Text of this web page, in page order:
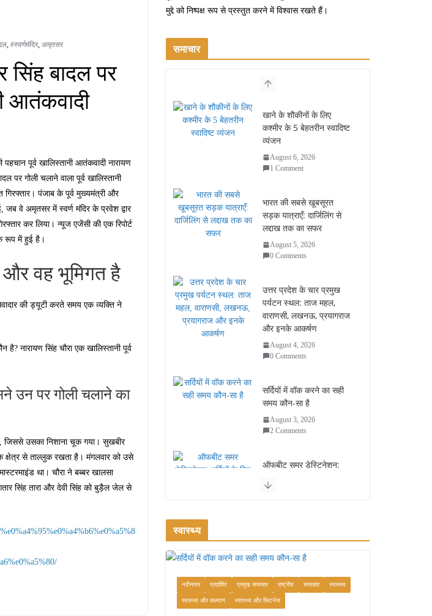
, #स्वर्णमंदिर, अमृतसर
सिंह बादल पर
आतंकवादी
पूर्व खालिस्तानी आतंकवादी नारायण
पर गोली चलाने वाला पूर्व खालिस्तानी
गिरफ्तार। पंजाब के पूर्व मुख्यमंत्री और
जब वे अमृतसर में स्वर्ण मंदिर के प्रवेश द्वार
कर लिया। न्यूज एजेंसी की एक रिपोर्ट
रूप में हुई है।
और वह भूमिगत है
की ड्यूटी करते समय एक व्यक्ति ने
नारायण सिंह चौरा एक खालिस्तानी पूर्व
उन पर गोली चलाने का
जिससे उसका निशाना चूक गया। सुखबीर
क्षेत्र से ताल्लुक रखता है। मंगलवार को उसे
था। चौरा ने बब्बर खालसा
सिंह तारा और देवी सिंह को बुड़ैल जेल से
मुद्दे को निष्पक्ष रूप से प्रस्तुत करने में विश्वास रखते हैं।
समाचार
खाने के शौकीनों के लिए
कश्मीर के 5 बेहतरीन स्वादिष्ट
व्यंजन
August 6, 2026
1 Comment
भारत की सबसे खूबसूरत
सड़क यात्राएँ: दार्जिलिंग से
लद्दाख तक का सफर
August 5, 2026
0 Comments
उत्तर प्रदेश के चार प्रमुख
पर्यटन स्थल: ताज महल,
वाराणसी, लखनऊ, प्रयागराज
और इनके आकर्षण
August 4, 2026
0 Comments
सर्दियों में वॉक करने का सही
समय कौन-सा है
August 3, 2026
2 Comments
ऑफबीट समर डेस्टिनेशन:
जगहें – भीड़ से दूर छुट्टियां
कश्मीर यात्रा गाइड:
प्राकृतिक सुंदरता और
स्वादिष्ट भोजन का अनूठा संगम
August 1, 2026
1 Comment
स्वास्थ्य
नवीनतम प्रदर्शित प्रमुख समाचार राष्ट्रीय समाचार स्वास्थ्य
स्वास्थ्य और कल्याण स्वास्थ्य और फिटनेस